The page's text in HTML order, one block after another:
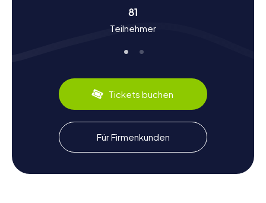
Stadt. Leszno, erstmals 1393 urkundlich erwähnt, war einst
eine der bedeutendsten Städte Großpolens. Die Stadt
Zentrum des Handels und der Tuchproduktion. Wusstet
hier lebte und arbeitete? Seine Spuren sind bis heute in
der Stadt zu finden. Neben der Geschichte könnt ihr auch
die kulinarischen Spezialitäten der Region entdecken.
Probiert unbedingt die lokalen Delikatessen, die euch
einen weiteren Einblick in die kulturelle Vielfalt von Leszno
Nach der Schnitzeljagd in Leszno die
Umgebung erkunden
81
Teilnehmer
Tickets buchen
Für Firmenkunden